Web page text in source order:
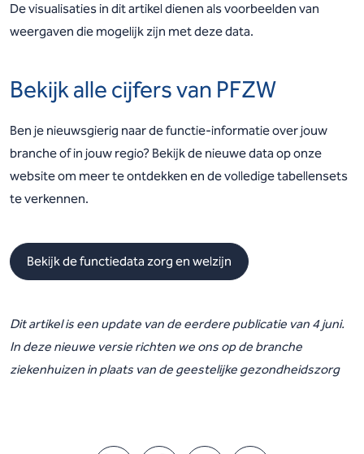
De visualisaties in dit artikel dienen als voorbeelden van
weergaven die mogelijk zijn met deze data.
Bekijk alle cijfers van PFZW
Ben je nieuwsgierig naar de functie-informatie over jouw
branche of in jouw regio? Bekijk de nieuwe data op onze
website om meer te ontdekken en de volledige tabellensets
te verkennen.
Bekijk de functiedata zorg en welzijn
Dit artikel is een update van de eerdere publicatie van 4 juni.
In deze nieuwe versie richten we ons op de branche
ziekenhuizen in plaats van de geestelijke gezondheidszorg